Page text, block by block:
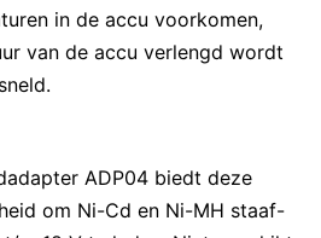
in de accu voorkomen,
van de accu verlengd wordt
ADP04 biedt deze
om Ni-Cd en Ni-MH staaf-